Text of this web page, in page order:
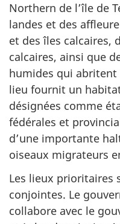
Northern de l’île de
landes et des
et des îles calcaires,
calcaires, ainsi que
humides qui abritent
lieu fournit un
désignées comme
fédérales et
d’une importante
oiseaux migrateurs
Les lieux prioritaires
conjointes. Le
collabore avec le